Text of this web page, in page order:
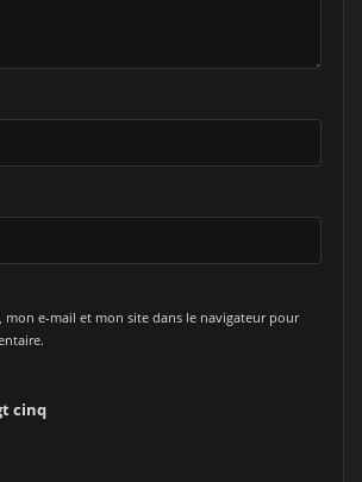
mon e-mail et mon site dans le navigateur pour
cinq